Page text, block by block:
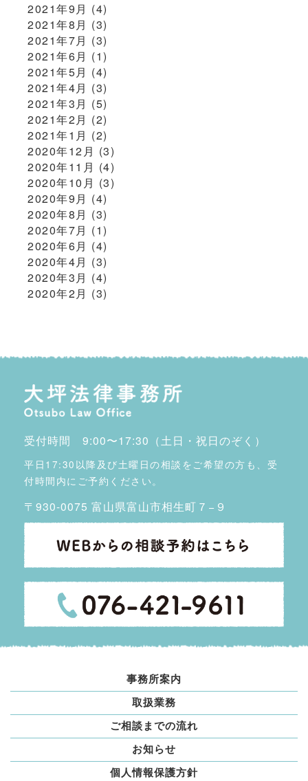
2021年9月 (4)
2021年8月 (3)
2021年7月 (3)
2021年6月 (1)
2021年5月 (4)
2021年4月 (3)
2021年3月 (5)
2021年2月 (2)
2021年1月 (2)
2020年12月 (3)
2020年11月 (4)
2020年10月 (3)
2020年9月 (4)
2020年8月 (3)
2020年7月 (1)
2020年6月 (4)
2020年4月 (3)
2020年3月 (4)
2020年2月 (3)
受付時間 9:00〜17:30（土日・祝日のぞく）
平日17:30以降及び土曜日の相談をご希望の方も、受
付時間内にご予約ください。
〒930-0075 富山県富山市相生町７−９
事務所案内
取扱業務
ご相談までの流れ
お知らせ
個人情報保護方針